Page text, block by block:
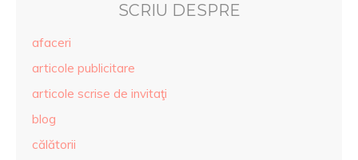
SCRIU DESPRE
afaceri
articole publicitare
articole scrise de invitaţi
blog
călătorii